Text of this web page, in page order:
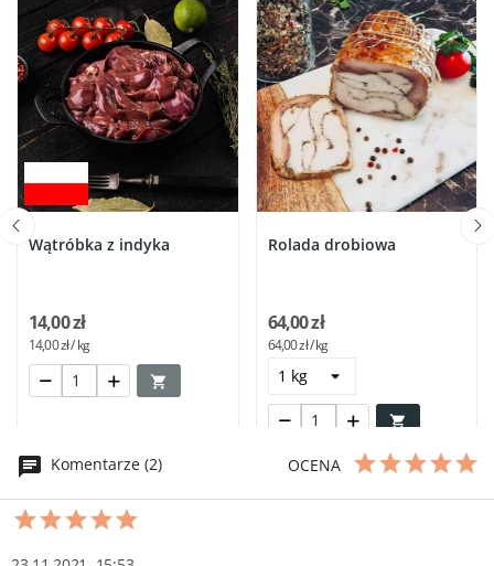
Wątróbka z indyka

14,00 zł
14,00 zł / kg
Rolada drobiowa

64,00 zł
64,00 zł / kg
Komentarze (2) OCENA